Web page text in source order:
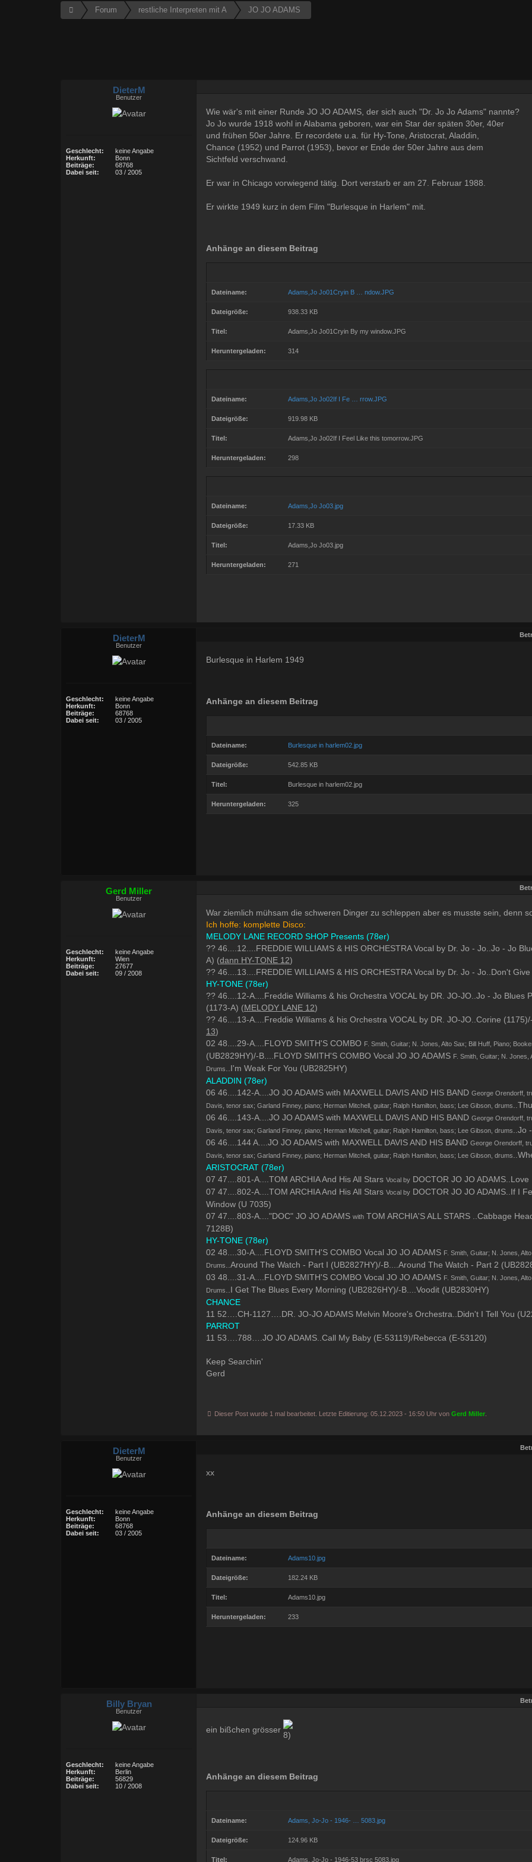
Forum restliche Interpreten mit A JO JO ADAMS
DieterM
Benutzer
Geschlecht:
keine Angabe
Herkunft:
Bonn
Beiträge:
68768
Dabei seit:
03 / 2005
Wie wär's mit einer Runde JO JO ADAMS, der sich auch "Dr. Jo Jo Adams" nannte?
Jo Jo wurde 1918 wohl in Alabama geboren, war ein Star der späten 30er, 40er
und frühen 50er Jahre. Er recordete u.a. für Hy-Tone, Aristocrat, Aladdin,
Chance (1952) und Parrot (1953), bevor er Ende der 50er Jahre aus dem
Sichtfeld verschwand.
Er war in Chicago vorwiegend tätig. Dort verstarb er am 27. Februar 1988.
Er wirkte 1949 kurz in dem Film "Burlesque in Harlem" mit.
Anhänge an diesem Beitrag
Dateiname: Adams,Jo Jo01Cryin B … ndow.JPG
Dateigröße: 938.33 KB
Titel: Adams,Jo Jo01Cryin By my window.JPG
Heruntergeladen: 314
Dateiname: Adams,Jo Jo02If I Fe … rrow.JPG
Dateigröße: 919.98 KB
Titel: Adams,Jo Jo02If I Feel Like this tomorrow.JPG
Heruntergeladen: 298
Dateiname: Adams,Jo Jo03.jpg
Dateigröße: 17.33 KB
Titel: Adams,Jo Jo03.jpg
Heruntergeladen: 271
DieterM
Benutzer
Geschlecht:
keine Angabe
Herkunft:
Bonn
Beiträge:
68768
Dabei seit:
03 / 2005
Burlesque in Harlem 1949
Anhänge an diesem Beitrag
Dateiname: Burlesque in harlem02.jpg
Dateigröße: 542.85 KB
Titel: Burlesque in harlem02.jpg
Heruntergeladen: 325
Gerd Miller
Benutzer
Geschlecht:
keine Angabe
Herkunft:
Wien
Beiträge:
27677
Dabei seit:
09 / 2008
War ziemlich mühsam die schweren Dinger zu schleppen aber es musste sein, denn
Ich hoffe: komplette Disco:
MELODY LANE RECORD SHOP Presents (78er)
?? 46....12....FREDDIE WILLIAMS & HIS ORCHESTRA Vocal by Dr. Jo - Jo..Jo - Jo
A) (dann HY-TONE 12)
?? 46....13....FREDDIE WILLIAMS & HIS ORCHESTRA Vocal by Dr. Jo - Jo..Don't
HY-TONE (78er)
?? 46....12-A....Freddie Williams & his Orchestra VOCAL by DR. JO-JO..Jo - Jo Blues
(1173-A) (MELODY LANE 12)
?? 46....13-A....Freddie Williams & his Orchestra VOCAL by DR. JO-JO..Corine
13)
02 48....29-A....FLOYD SMITH'S COMBO F. Smith, Guitar; N. Jones, Alto Sax; Bill Huff, Piano;
(UB2829HY)/-B....FLOYD SMITH'S COMBO Vocal JO JO ADAMS F. Smith, Guitar; N. Jones,
Drums
..I'm Weak For You (UB2825HY)
ALADDIN (78er)
06 46....142-A....JO JO ADAMS with MAXWELL DAVIS AND HIS BAND George Orendorff,
Davis, tenor sax; Garland Finney, piano; Herman Mitchell, guitar; Ralph Hamilton, bass; Lee Gibson, drums
06 46....143-A....JO JO ADAMS with MAXWELL DAVIS AND HIS BAND George Orendorff,
Davis, tenor sax; Garland Finney, piano; Herman Mitchell, guitar; Ralph Hamilton, bass; Lee Gibson, drums
06 46....144 A....JO JO ADAMS with MAXWELL DAVIS AND HIS BAND George Orendorff,
Davis, tenor sax; Garland Finney, piano; Herman Mitchell, guitar; Ralph Hamilton, bass; Lee Gibson, drums
ARISTOCRAT (78er)
07 47....801-A....TOM ARCHIA And His All Stars Vocal by DOCTOR JO JO
07 47....802-A....TOM ARCHIA And His All Stars Vocal by DOCTOR JO JO ADAMS..If I
Window (U 7035)
07 47....803-A...."DOC" JO JO ADAMS with TOM ARCHIA'S ALL STARS ..Cabbage
7128B)
HY-TONE (78er)
02 48....30-A....FLOYD SMITH'S COMBO Vocal JO JO ADAMS F. Smith, Guitar; N. Jones,
Drums
..Around The Watch - Part I (UB2827HY)/-B....Around The Watch - Part 2
03 48....31-A....FLOYD SMITH'S COMBO Vocal JO JO ADAMS F. Smith, Guitar; N. Jones,
Drums
..I Get The Blues Every Morning (UB2826HY)/-B....Voodit (UB2830HY)
CHANCE
11 52….CH-1127….DR. JO-JO ADAMS Melvin Moore's Orchestra..Didn't I Tell You
PARROT
11 53….788….JO JO ADAMS..Call My Baby (E-53119)/Rebecca (E-53120)
Keep Searchin'
Gerd
Dieser Post wurde 1 mal bearbeitet. Letzte Editierung: 05.12.2023 - 16:50 Uhr vonGerd Miller
DieterM
Benutzer
Geschlecht:
keine Angabe
Herkunft:
Bonn
Beiträge:
68768
Dabei seit:
03 / 2005
xx
Anhänge an diesem Beitrag
Dateiname: Adams10.jpg
Dateigröße: 182.24 KB
Titel: Adams10.jpg
Heruntergeladen: 233
Billy Bryan
Benutzer
Geschlecht:
keine Angabe
Herkunft:
Berlin
Beiträge:
56829
Dabei seit:
10 / 2008
ein bißchen grösser
Anhänge an diesem Beitrag
Dateiname: Adams, Jo-Jo - 1946- … 5083.jpg
Dateigröße: 124.96 KB
Titel: Adams, Jo-Jo - 1946-53 brsc 5083.jpg